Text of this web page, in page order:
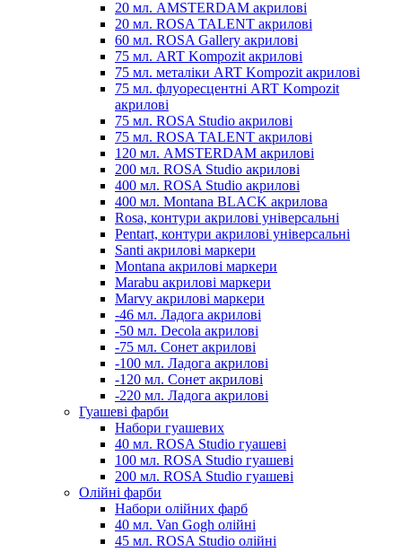
20 мл. AMSTERDAM акрилові
20 мл. ROSA TALENT акрилові
60 мл. ROSA Gallery акрилові
75 мл. ART Kompozit акрилові
75 мл. металіки ART Kompozit акрилові
75 мл. флуоресцентні ART Kompozit
акрилові
75 мл. ROSA Studio акрилові
75 мл. ROSA TALENT акрилові
120 мл. AMSTERDAM акрилові
200 мл. ROSA Studio акрилові
400 мл. ROSA Studio акрилові
400 мл. Montana BLACK акрилова
Rosa, контури акрилові універсальні
Pentart, контури акрилові універсальні
Santi акрилові маркери
Montana акрилові маркери
Marabu акрилові маркери
Marvy акрилові маркери
-46 мл. Ладога акрилові
-50 мл. Decola акрилові
-75 мл. Сонет акрилові
-100 мл. Ладога акрилові
-120 мл. Сонет акрилові
-220 мл. Ладога акрилові
Гуашеві фарби
Набори гуашевих
40 мл. ROSA Studio гуашеві
100 мл. ROSA Studio гуашеві
200 мл. ROSA Studio гуашеві
Олійні фарби
Набори олійних фарб
40 мл. Van Gogh олійні
45 мл. ROSA Studio олійні